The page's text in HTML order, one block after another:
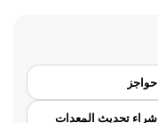
حواجز
شراء تحديث المعدات